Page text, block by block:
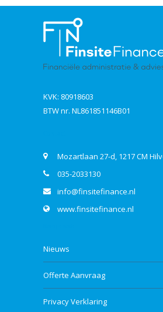
KVK: 80918603
BTW nr. NL861851146B01
Mozartlaan 27-d, 1217 CM
035-2033130
info@finsitefinance.nl
www.finsitefinance.nl
Nieuws
Offerte Aanvraag
Privacy Verklaring